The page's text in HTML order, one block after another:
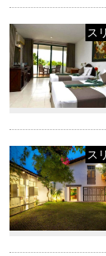
ス
ス